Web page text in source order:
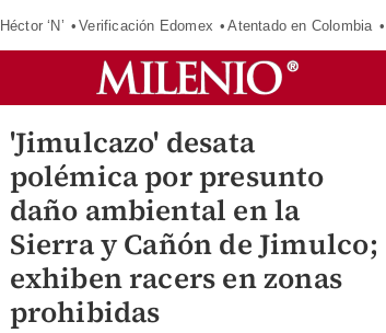
Héctor ‘N’ Verificación Edomex Atentado en Colombia
'Jimulcazo' desata
polémica por presunto
daño ambiental en la
Sierra y Cañón de Jimulco;
exhiben racers en zonas
prohibidas